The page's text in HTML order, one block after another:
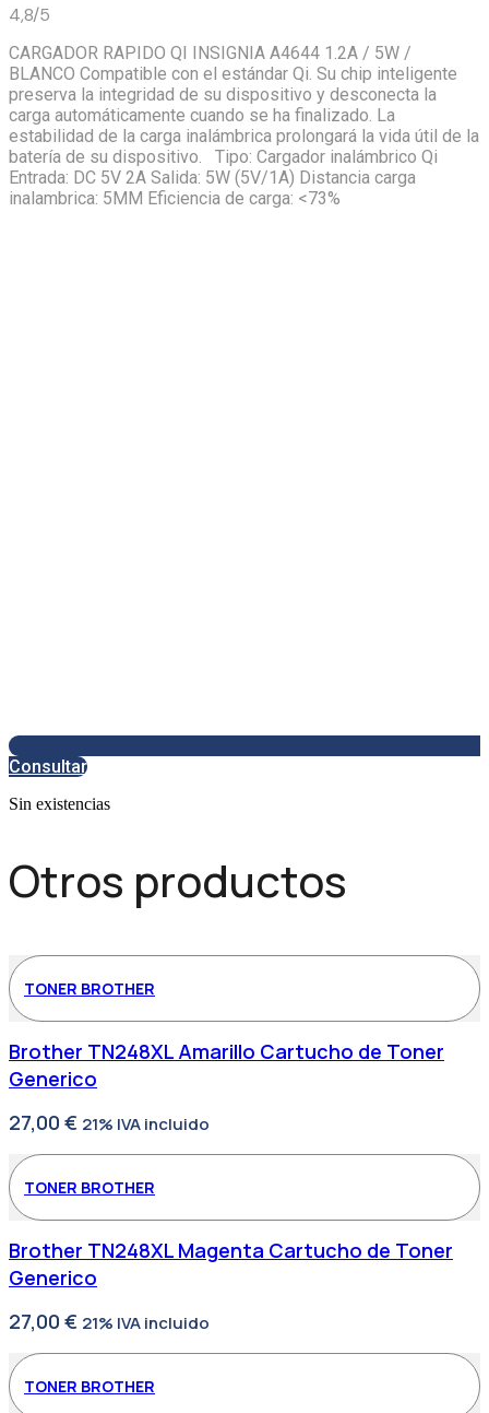
4,8/5
CARGADOR RAPIDO QI INSIGNIA A4644 1.2A / 5W /
BLANCO Compatible con el estándar Qi. Su chip inteligente
preserva la integridad de su dispositivo y desconecta la
carga automáticamente cuando se ha finalizado. La
estabilidad de la carga inalámbrica prolongará la vida útil de la
batería de su dispositivo. Tipo: Cargador inalámbrico Qi
Entrada: DC 5V 2A Salida: 5W (5V/1A) Distancia carga
inalambrica: 5MM Eficiencia de carga: <73%
Consultar
Sin existencias
Otros productos
TONER BROTHER
Brother TN248XL Amarillo Cartucho de Toner
Generico
27,00 € 21% IVA incluido
TONER BROTHER
Brother TN248XL Magenta Cartucho de Toner
Generico
27,00 € 21% IVA incluido
TONER BROTHER